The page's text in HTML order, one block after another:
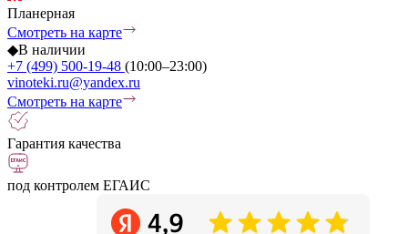
Планерная
Смотреть на карте
◆В наличии
+7 (499) 500-19-48 (10:00–23:00)
vinoteki.ru@yandex.ru
Смотреть на карте
Гарантия качества
под контролем ЕГАИС